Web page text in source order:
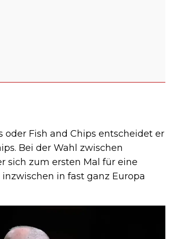
Fish and Chips entscheidet er
Bei der Wahl zwischen
sich zum ersten Mal für eine
in fast ganz Europa